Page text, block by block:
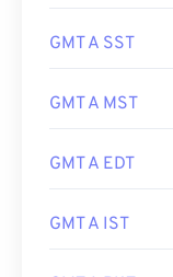
GMT A SST
GMT A MST
GMT A EDT
GMT A IST